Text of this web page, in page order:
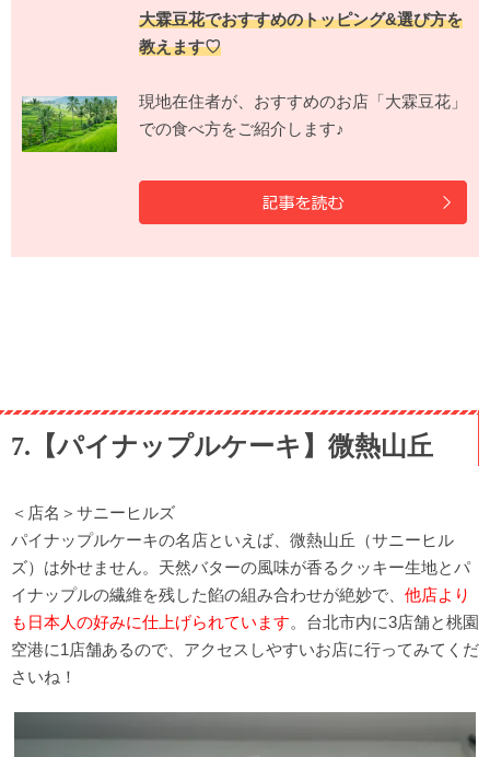
大霖豆花でおすすめのトッピング&選び方を
教えます♡
現地在住者が、おすすめのお店「大霖豆花」
での食べ方をご紹介します♪
7.【パイナップルケーキ】微熱山丘
＜店名＞サニーヒルズ
パイナップルケーキの名店といえば、微熱山丘（サニーヒル
ズ）は外せません。天然バターの風味が香るクッキー生地とパ
イナップルの繊維を残した餡の組み合わせが絶妙で、 他店より
も日本人の好みに仕上げられています。台北市内に3店舗と桃園
空港に1店舗あるので、アクセスしやすいお店に行ってみてくだ
さいね！